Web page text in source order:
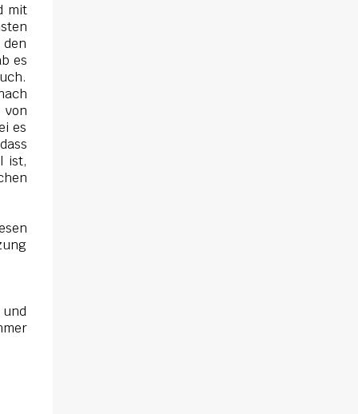
mit
es
es
ist,